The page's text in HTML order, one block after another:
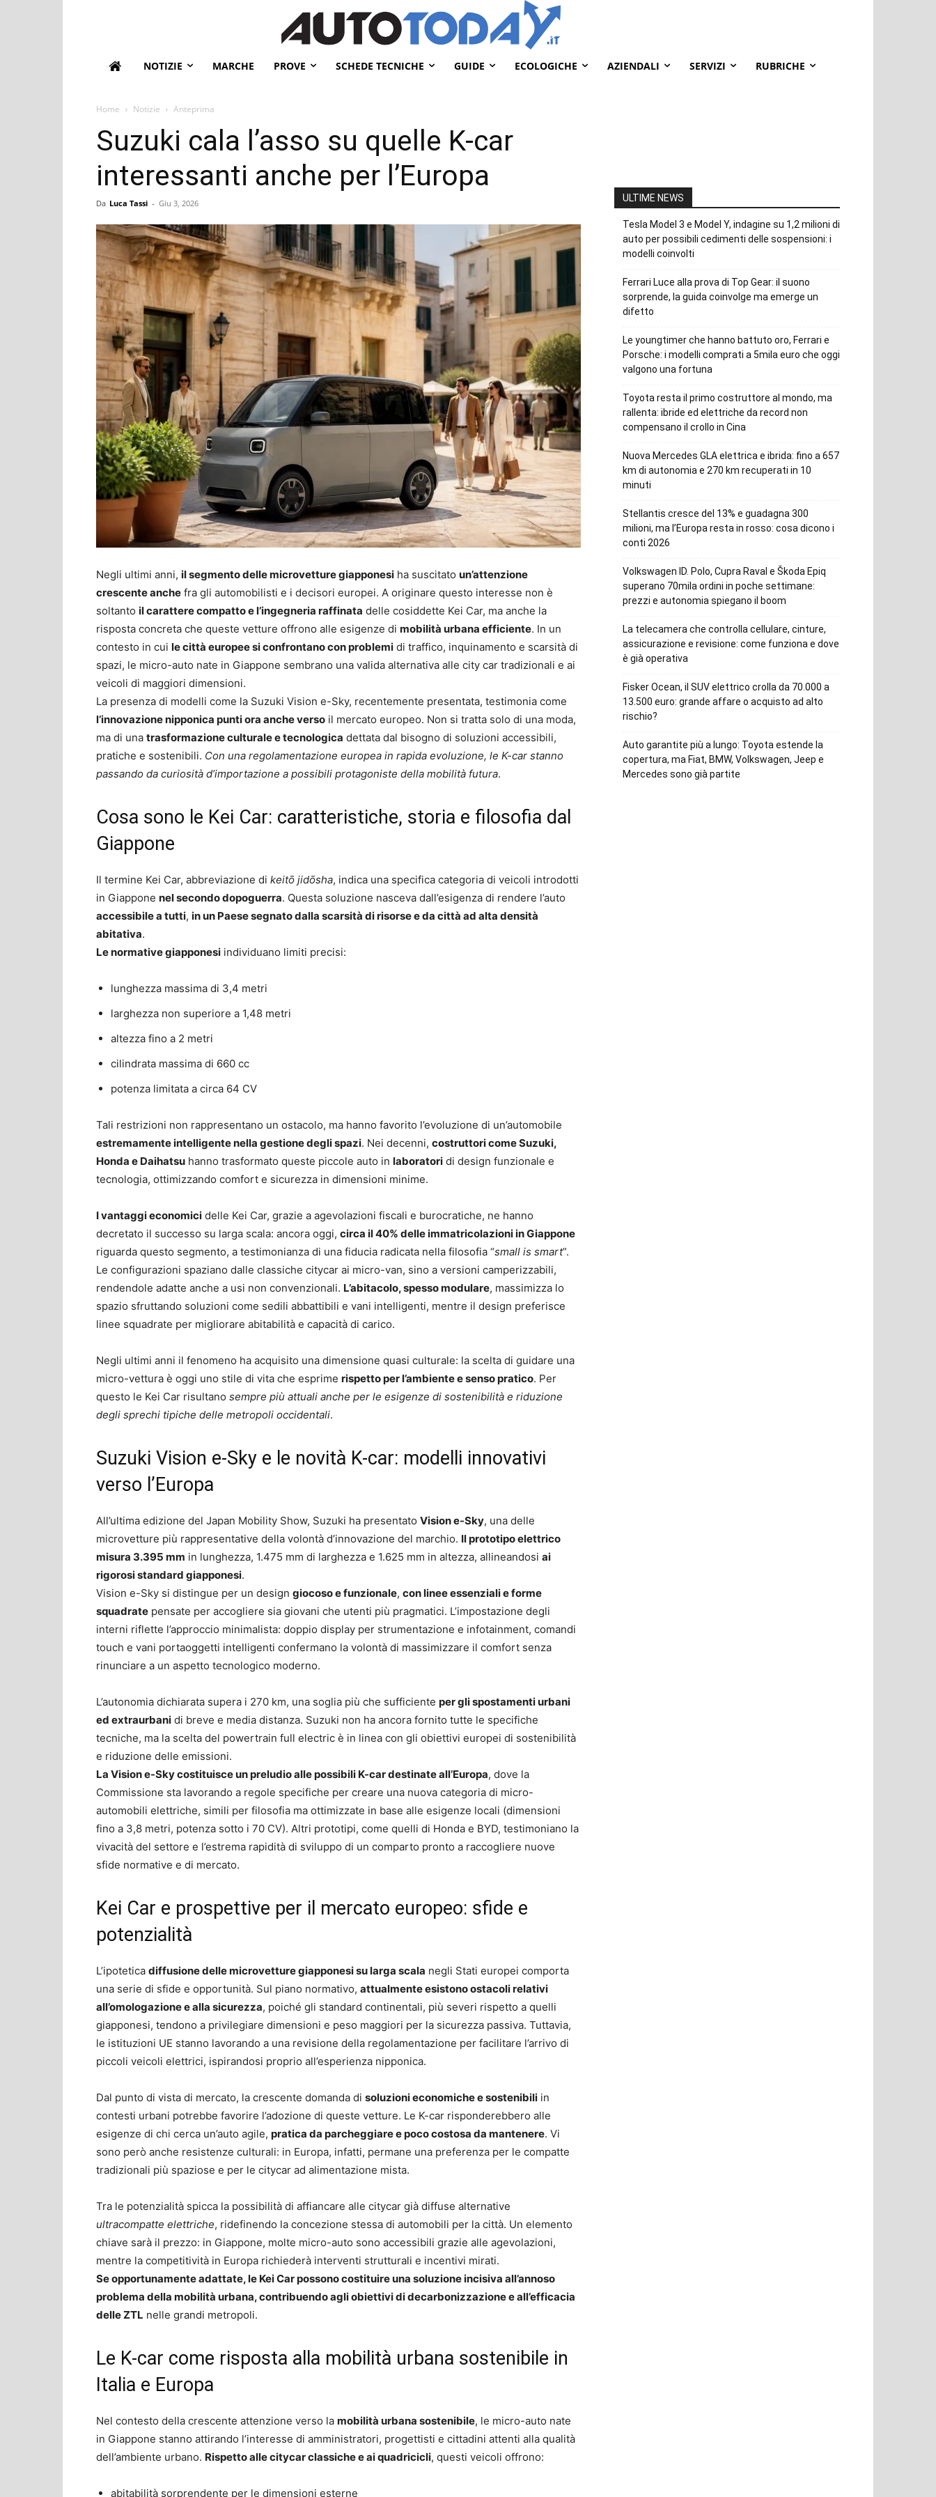
NOTIZIE MARCHE PROVE SCHEDE TECNICHE GUIDE ECOLOGICHE AZIENDALI SERVIZI RUBRICHE
Home Notizie Anteprima
Suzuki cala l’asso su quelle K-car
interessanti anche per l’Europa
Da Luca Tassi - Giu 3, 2026
Negli ultimi anni, il segmento delle microvetture giapponesi ha suscitato un’attenzione
crescente anche fra gli automobilisti e i decisori europei. A originare questo interesse non è
soltanto il carattere compatto e l’ingegneria raffinata delle cosiddette Kei Car, ma anche la
risposta concreta che queste vetture offrono alle esigenze di mobilità urbana efficiente. In un
contesto in cui le città europee si confrontano con problemi di traffico, inquinamento e scarsità di
spazi, le micro-auto nate in Giappone sembrano una valida alternativa alle city car tradizionali e ai
veicoli di maggiori dimensioni.
La presenza di modelli come la Suzuki Vision e-Sky, recentemente presentata, testimonia come
l’innovazione nipponica punti ora anche verso il mercato europeo. Non si tratta solo di una moda,
ma di una trasformazione culturale e tecnologica dettata dal bisogno di soluzioni accessibili,
pratiche e sostenibili. Con una regolamentazione europea in rapida evoluzione, le K-car stanno
passando da curiosità d’importazione a possibili protagoniste della mobilità futura.
Cosa sono le Kei Car: caratteristiche, storia e filosofia dal
Giappone
Il termine Kei Car, abbreviazione di keitō jidōsha, indica una specifica categoria di veicoli introdotti
in Giappone nel secondo dopoguerra. Questa soluzione nasceva dall’esigenza di rendere l’auto
accessibile a tutti, in un Paese segnato dalla scarsità di risorse e da città ad alta densità
abitativa.
Le normative giapponesi individuano limiti precisi:
lunghezza massima di 3,4 metri
larghezza non superiore a 1,48 metri
altezza fino a 2 metri
cilindrata massima di 660 cc
potenza limitata a circa 64 CV
Tali restrizioni non rappresentano un ostacolo, ma hanno favorito l’evoluzione di un’automobile
estremamente intelligente nella gestione degli spazi. Nei decenni, costruttori come Suzuki,
Honda e Daihatsu hanno trasformato queste piccole auto in laboratori di design funzionale e
tecnologia, ottimizzando comfort e sicurezza in dimensioni minime.
I vantaggi economici delle Kei Car, grazie a agevolazioni fiscali e burocratiche, ne hanno
decretato il successo su larga scala: ancora oggi, circa il 40% delle immatricolazioni in Giappone
riguarda questo segmento, a testimonianza di una fiducia radicata nella filosofia “small is smart”.
Le configurazioni spaziano dalle classiche citycar ai micro-van, sino a versioni camperizzabili,
rendendole adatte anche a usi non convenzionali. L’abitacolo, spesso modulare, massimizza lo
spazio sfruttando soluzioni come sedili abbattibili e vani intelligenti, mentre il design preferisce
linee squadrate per migliorare abitabilità e capacità di carico.
Negli ultimi anni il fenomeno ha acquisito una dimensione quasi culturale: la scelta di guidare una
micro-vettura è oggi uno stile di vita che esprime rispetto per l’ambiente e senso pratico. Per
questo le Kei Car risultano sempre più attuali anche per le esigenze di sostenibilità e riduzione
degli sprechi tipiche delle metropoli occidentali.
Suzuki Vision e-Sky e le novità K-car: modelli innovativi
verso l’Europa
All’ultima edizione del Japan Mobility Show, Suzuki ha presentato Vision e-Sky, una delle
microvetture più rappresentative della volontà d’innovazione del marchio. Il prototipo elettrico
misura 3.395 mm in lunghezza, 1.475 mm di larghezza e 1.625 mm in altezza, allineandosi ai
rigorosi standard giapponesi.
Vision e-Sky si distingue per un design giocoso e funzionale, con linee essenziali e forme
squadrate pensate per accogliere sia giovani che utenti più pragmatici. L’impostazione degli
interni riflette l’approccio minimalista: doppio display per strumentazione e infotainment, comandi
touch e vani portaoggetti intelligenti confermano la volontà di massimizzare il comfort senza
rinunciare a un aspetto tecnologico moderno.
L’autonomia dichiarata supera i 270 km, una soglia più che sufficiente per gli spostamenti urbani
ed extraurbani di breve e media distanza. Suzuki non ha ancora fornito tutte le specifiche
tecniche, ma la scelta del powertrain full electric è in linea con gli obiettivi europei di sostenibilità
e riduzione delle emissioni.
La Vision e-Sky costituisce un preludio alle possibili K-car destinate all’Europa, dove la
Commissione sta lavorando a regole specifiche per creare una nuova categoria di micro-
automobili elettriche, simili per filosofia ma ottimizzate in base alle esigenze locali (dimensioni
fino a 3,8 metri, potenza sotto i 70 CV). Altri prototipi, come quelli di Honda e BYD, testimoniano la
vivacità del settore e l’estrema rapidità di sviluppo di un comparto pronto a raccogliere nuove
sfide normative e di mercato.
Kei Car e prospettive per il mercato europeo: sfide e
potenzialità
L’ipotetica diffusione delle microvetture giapponesi su larga scala negli Stati europei comporta
una serie di sfide e opportunità. Sul piano normativo, attualmente esistono ostacoli relativi
all’omologazione e alla sicurezza, poiché gli standard continentali, più severi rispetto a quelli
giapponesi, tendono a privilegiare dimensioni e peso maggiori per la sicurezza passiva. Tuttavia,
le istituzioni UE stanno lavorando a una revisione della regolamentazione per facilitare l’arrivo di
piccoli veicoli elettrici, ispirandosi proprio all’esperienza nipponica.
Dal punto di vista di mercato, la crescente domanda di soluzioni economiche e sostenibili in
contesti urbani potrebbe favorire l’adozione di queste vetture. Le K-car risponderebbero alle
esigenze di chi cerca un’auto agile, pratica da parcheggiare e poco costosa da mantenere. Vi
sono però anche resistenze culturali: in Europa, infatti, permane una preferenza per le compatte
tradizionali più spaziose e per le citycar ad alimentazione mista.
Tra le potenzialità spicca la possibilità di affiancare alle citycar già diffuse alternative
ultracompatte elettriche, ridefinendo la concezione stessa di automobili per la città. Un elemento
chiave sarà il prezzo: in Giappone, molte micro-auto sono accessibili grazie alle agevolazioni,
mentre la competitività in Europa richiederà interventi strutturali e incentivi mirati.
Se opportunamente adattate, le Kei Car possono costituire una soluzione incisiva all’annoso
problema della mobilità urbana, contribuendo agli obiettivi di decarbonizzazione e all’efficacia
delle ZTL nelle grandi metropoli.
Le K-car come risposta alla mobilità urbana sostenibile in
Italia e Europa
Nel contesto della crescente attenzione verso la mobilità urbana sostenibile, le micro-auto nate
in Giappone stanno attirando l’interesse di amministratori, progettisti e cittadini attenti alla qualità
dell’ambiente urbano. Rispetto alle citycar classiche e ai quadricicli, questi veicoli offrono:
abitabilità sorprendente per le dimensioni esterne
ULTIME NEWS
Tesla Model 3 e Model Y, indagine su 1,2 milioni di
auto per possibili cedimenti delle sospensioni: i
modelli coinvolti
Ferrari Luce alla prova di Top Gear: il suono
sorprende, la guida coinvolge ma emerge un
difetto
Le youngtimer che hanno battuto oro, Ferrari e
Porsche: i modelli comprati a 5mila euro che oggi
valgono una fortuna
Toyota resta il primo costruttore al mondo, ma
rallenta: ibride ed elettriche da record non
compensano il crollo in Cina
Nuova Mercedes GLA elettrica e ibrida: fino a 657
km di autonomia e 270 km recuperati in 10
minuti
Stellantis cresce del 13% e guadagna 300
milioni, ma l’Europa resta in rosso: cosa dicono i
conti 2026
Volkswagen ID. Polo, Cupra Raval e Škoda Epiq
superano 70mila ordini in poche settimane:
prezzi e autonomia spiegano il boom
La telecamera che controlla cellulare, cinture,
assicurazione e revisione: come funziona e dove
è già operativa
Fisker Ocean, il SUV elettrico crolla da 70.000 a
13.500 euro: grande affare o acquisto ad alto
rischio?
Auto garantite più a lungo: Toyota estende la
copertura, ma Fiat, BMW, Volkswagen, Jeep e
Mercedes sono già partite